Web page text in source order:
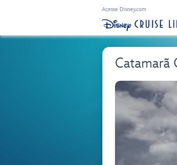
Acesse Disney.com
Catamarã